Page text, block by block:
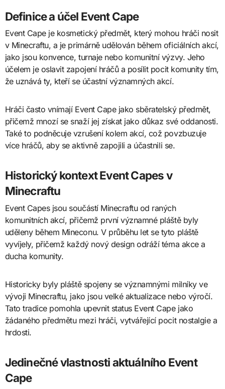
Definice a účel Event Cape
Event Cape je kosmetický předmět, který mohou hráči nosit
v Minecraftu, a je primárně udělován během oficiálních akcí,
jako jsou konvence, turnaje nebo komunitní výzvy. Jeho
účelem je oslavit zapojení hráčů a posílit pocit komunity tím,
že uznává ty, kteří se účastní významných akcí.
Hráči často vnímají Event Cape jako sběratelský předmět,
přičemž mnozí se snaží jej získat jako důkaz své oddanosti.
Také to podněcuje vzrušení kolem akcí, což povzbuzuje
více hráčů, aby se aktivně zapojili a účastnili se.
Historický kontext Event Capes v
Minecraftu
Event Capes jsou součástí Minecraftu od raných
komunitních akcí, přičemž první významné pláště byly
uděleny během Mineconu. V průběhu let se tyto pláště
vyvíjely, přičemž každý nový design odráží téma akce a
ducha komunity.
Historicky byly pláště spojeny se významnými milníky ve
vývoji Minecraftu, jako jsou velké aktualizace nebo výročí.
Tato tradice pomohla upevnit status Event Cape jako
žádaného předmětu mezi hráči, vytvářející pocit nostalgie a
hrdosti.
Jedinečné vlastnosti aktuálního Event
Cape